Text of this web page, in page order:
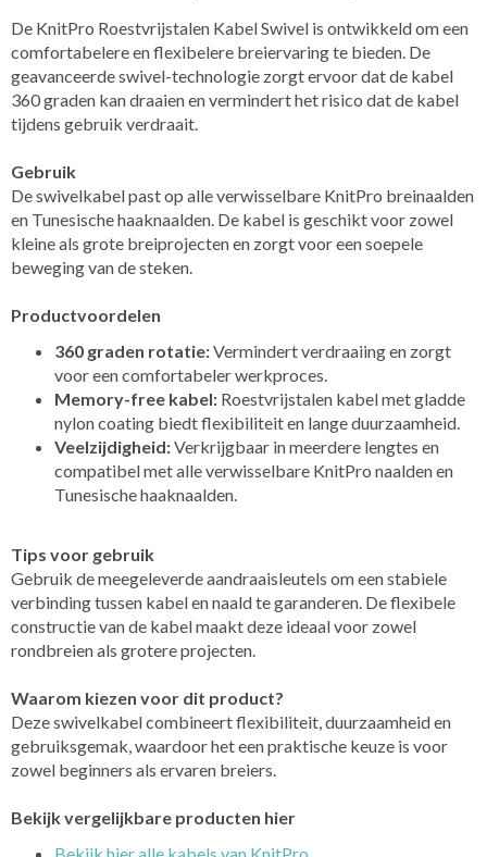
De KnitPro Roestvrijstalen Kabel Swivel is ontwikkeld om een
comfortabelere en flexibelere breiervaring te bieden. De
geavanceerde swivel-technologie zorgt ervoor dat de kabel
360 graden kan draaien en vermindert het risico dat de kabel
tijdens gebruik verdraait.
Gebruik
De swivelkabel past op alle verwisselbare KnitPro breinaalden
en Tunesische haaknaalden. De kabel is geschikt voor zowel
kleine als grote breiprojecten en zorgt voor een soepele
beweging van de steken.
Productvoordelen
360 graden rotatie:Vermindert verdraaiing en zorgt
voor een comfortabeler werkproces.
Memory-free kabel: Roestvrijstalen kabel met gladde
nylon coating biedt flexibiliteit en lange duurzaamheid.
Veelzijdigheid:Verkrijgbaar in meerdere lengtes en
compatibel met alle verwisselbare KnitPro naalden en
Tunesische haaknaalden.
Tips voor gebruik
Gebruik de meegeleverde aandraaisleutels om een stabiele
verbinding tussen kabel en naald te garanderen. De flexibele
constructie van de kabel maakt deze ideaal voor zowel
rondbreien als grotere projecten.
Waarom kiezen voor dit product?
Deze swivelkabel combineert flexibiliteit, duurzaamheid en
gebruiksgemak, waardoor het een praktische keuze is voor
zowel beginners als ervaren breiers.
Bekijk vergelijkbare producten hier